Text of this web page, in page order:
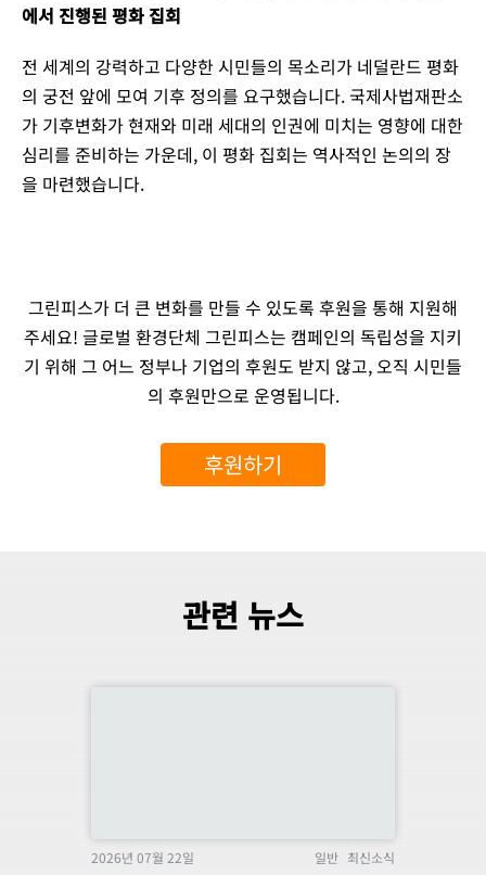
에서 진행된 평화 집회
전 세계의 강력하고 다양한 시민들의 목소리가 네덜란드 평화
의 궁전 앞에 모여 기후 정의를 요구했습니다. 국제사법재판소
가 기후변화가 현재와 미래 세대의 인권에 미치는 영향에 대한
심리를 준비하는 가운데, 이 평화 집회는 역사적인 논의의 장
을 마련했습니다.
그린피스가 더 큰 변화를 만들 수 있도록 후원을 통해 지원해
주세요! 글로벌 환경단체 그린피스는 캠페인의 독립성을 지키
기 위해 그 어느 정부나 기업의 후원도 받지 않고, 오직 시민들
의 후원만으로 운영됩니다.
후원하기
관련 뉴스
2026년 07월 22일 일반 최신소식